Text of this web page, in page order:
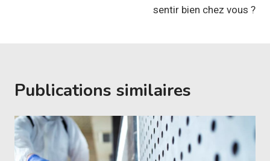
sentir bien chez vous ?
Publications similaires